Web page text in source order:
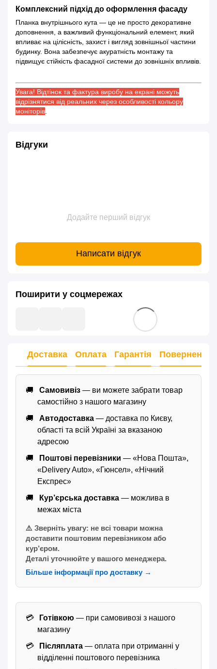
Комплексний підхід до оформлення фасаду
Планка внутрішнього кута — це не просто декоративне
доповнення, а важливий функціональний елемент, який
впливає на цілісність, захист і вигляд зовнішньої частини
будинку. Вона забезпечує акуратність монтажу та
підвищує стійкість фасадної системи до зовнішніх впливів.
Увага! Відтінок та фактура виробу на екрані можуть
відрізнятися від реальних через особливості кольору
моніторів
Відгуки
Додайте перший відгук
Написати відгук
Поширити у соцмережах
Доставка Оплата Гарантія Повернення
Самовивіз — ви можете забрати товар
самостійно з нашого магазину
Автодоставка — доставка по Києву,
області та всій Україні за вказаною
адресою
Поштові перевізники — «Нова Пошта»,
«Delivery Auto», «Гюнсел», «Нічний
Експрес»
Кур’єрська доставка — можлива в
межах міста
⚠️ Зверніть увагу: не всі товари можна
доставити поштовим перевізником або
кур’єром.
Деталі уточнюйте у вашого менеджера.
Більше інформації про доставку →
Готівкою — при самовивозі з нашого
магазину
Післяплата — оплата при отриманні у
відділенні поштового перевізника